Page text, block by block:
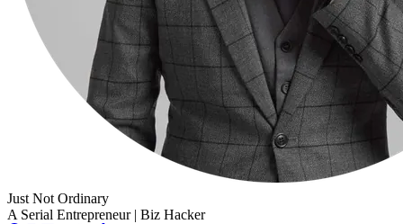
Just Not Ordinary
A Serial Entrepreneur | Biz Hacker